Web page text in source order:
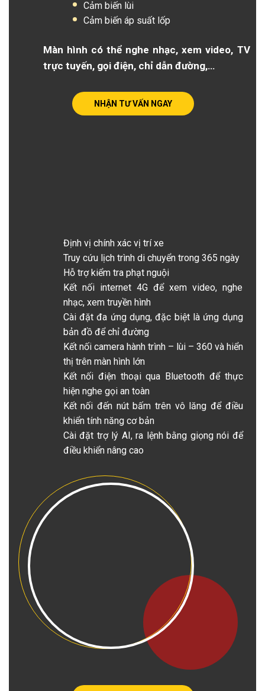
NHẬN TƯ VẤN NGAY
Cảm biến lùi
Cảm biến áp suất lốp
Màn hình có thể nghe nhạc, xem video, TV
trực tuyến, gọi điện, chỉ dẫn đường,…
Định vị chính xác vị trí xe
Truy cứu lịch trình di chuyển trong 365 ngày
Hỗ trợ kiểm tra phạt nguội
Kết nối internet 4G để xem video, nghe
nhạc, xem truyền hình
Cài đặt đa ứng dụng, đặc biệt là ứng dụng
bản đồ để chỉ đường
Kết nối camera hành trình – lùi – 360 và hiển
thị trên màn hình lớn
Kết nối điện thoại qua Bluetooth để thực
hiện nghe gọi an toàn
Kết nối đến nút bấm trên vô lăng để điều
khiển tính năng cơ bản
Cài đặt trợ lý AI, ra lệnh bằng giọng nói để
điều khiển nâng cao